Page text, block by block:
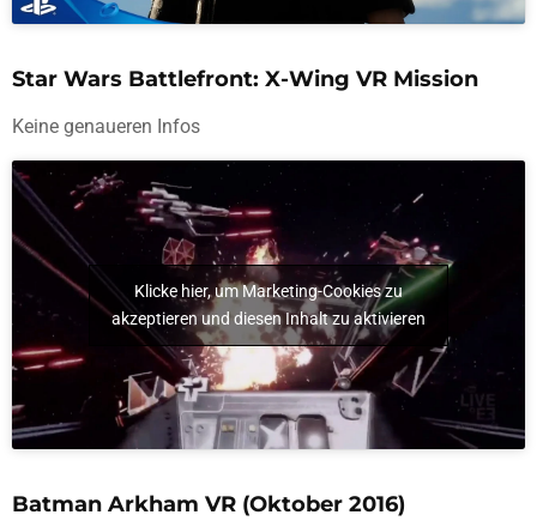
Star Wars Battlefront: X-Wing VR Mission
Keine genaueren Infos
Klicke hier, um Marketing-Cookies zu
akzeptieren und diesen Inhalt zu aktivieren
Batman Arkham VR (Oktober 2016)